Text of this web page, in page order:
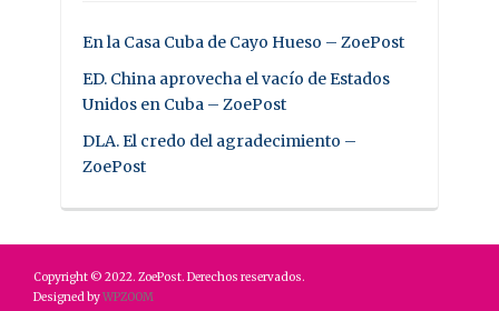
En la Casa Cuba de Cayo Hueso – ZoePost
ED. China aprovecha el vacío de Estados
Unidos en Cuba – ZoePost
DLA. El credo del agradecimiento –
ZoePost
Copyright © 2022. ZoePost. Derechos reservados.
Designed byWPZOOM